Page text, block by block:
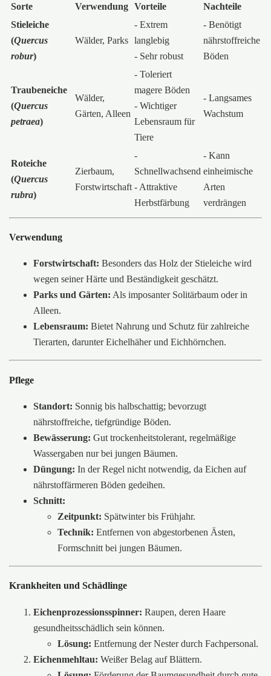
Sorte Verwendung Vorteile
Nachteile
Stieleiche
(Quercus
robur)
Wälder, Parks
- Extrem
langlebig
- Sehr robust
- Benötigt
nährstoffreiche
Böden
Traubeneiche
(Quercus
petraea)
Wälder,
Gärten, Alleen
- Toleriert
magere Böden
- Wichtiger
Lebensraum für
Tiere
- Langsames
Wachstum
Roteiche
(Quercus
rubra)
Zierbaum,
Forstwirtschaft
-
Schnellwachsend
- Attraktive
Herbstfärbung
- Kann
einheimische
Arten
verdrängen
Verwendung
Forstwirtschaft: Besonders das Holz der Stieleiche wird
wegen seiner Härte und Beständigkeit geschätzt.
Parks und Gärten: Als imposanter Solitärbaum oder in
Alleen.
Lebensraum: Bietet Nahrung und Schutz für zahlreiche
Tierarten, darunter Eichelhäher und Eichhörnchen.
Pflege
Standort: Sonnig bis halbschattig; bevorzugt
nährstoffreiche, tiefgründige Böden.
Bewässerung: Gut trockenheitstolerant, regelmäßige
Wassergaben nur bei jungen Bäumen.
Düngung: In der Regel nicht notwendig, da Eichen auf
nährstoffärmeren Böden gedeihen.
Schnitt:
Zeitpunkt: Spätwinter bis Frühjahr.
Technik: Entfernen von abgestorbenen Ästen,
Formschnitt bei jungen Bäumen.
Krankheiten und Schädlinge
Eichenprozessionsspinner: Raupen, deren Haare
gesundheitsschädlich sein können.
Lösung: Entfernung der Nester durch Fachpersonal.
Eichenmehltau: Weißer Belag auf Blättern.